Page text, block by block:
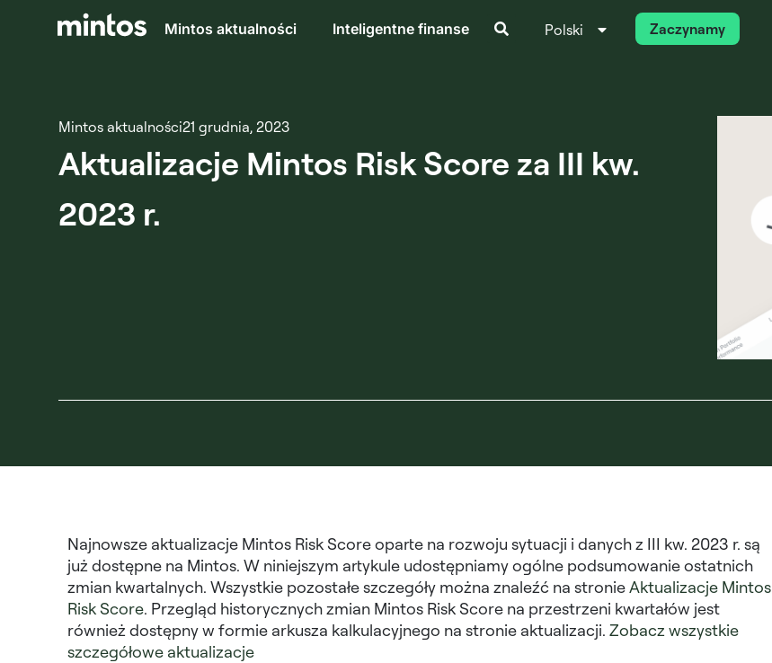
Mintos aktualności Inteligentne finanse Polski
Italiano Zaczynamy
Mintos aktualności21 grudnia, 2023
Aktualizacje Mintos Risk Score za III kw.
2023 r.
Najnowsze aktualizacje Mintos Risk Score oparte na rozwoju sytuacji i danych z III kw. 2023 r. są
już dostępne na Mintos. W niniejszym artykule udostępniamy ogólne podsumowanie ostatnich
zmian kwartalnych. Wszystkie pozostałe szczegóły można znaleźć na stronieAktualizacje Mintos
Risk Score. Przegląd historycznych zmian Mintos Risk Score na przestrzeni kwartałów jest
również dostępny w formie arkusza kalkulacyjnego na stronie aktualizacji. Zobacz wszystkie
szczegółowe aktualizacje